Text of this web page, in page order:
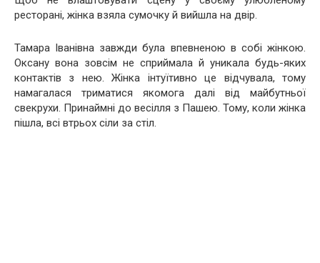
ресторані, жінка взяла сумочку й вийшла на двір.
Тамара Іванівна завжди була впевненою в собі жінкою.
Оксану вона зовсім не сприймала й уникала будь-яких
контактів з нею. Жінка інтуїтивно це відчувала, тому
намагалася триматися якомога далі від майбутньої
свекрухи. Принаймні до весілля з Пашею. Тому, коли жінка
пішла, всі втрьох сіли за стіл.